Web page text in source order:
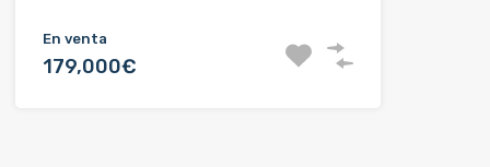
En venta
179,000€